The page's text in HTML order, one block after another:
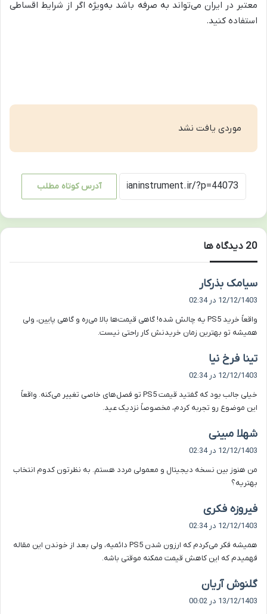
معتبر در ایران می‌تواند به صرفه باشد به‌ویژه اگر از شرایط اقساطی
استفاده کنید.
موردی یافت نشد
آدرس کوتاه مطلب
‫20 دیدگاه ها
سیامک بذرکار
ف
:
12/12/1403 در 02:34
واقعاً خرید PS5 یه چالش شده! گاهی قیمت‌ها بالا می‌ره و گاهی پایین، ولی
همیشه تو بهترین زمان خریدنش کار راحتی نیست.
تینا فرخ نیا
ف
:
12/12/1403 در 02:34
خیلی جالب بود که گفتید قیمت PS5 تو فصل‌های خاصی تغییر می‌کنه. واقعاً
این موضوع رو تجربه کردم، مخصوصاً نزدیک عید.
شهلا مبینی
ف
:
12/12/1403 در 02:34
من هنوز بین نسخه دیجیتال و معمولی مردد هستم. به نظرتون کدوم انتخاب
بهتریه؟
فیروزه فکری
ف
:
12/12/1403 در 02:34
همیشه فکر می‌کردم که ارزون شدن PS5 دائمیه، ولی بعد از خوندن این مقاله
فهمیدم که این کاهش قیمت ممکنه موقتی باشه.
گلنوش آریان
ف
13/12/1403 در 00:02